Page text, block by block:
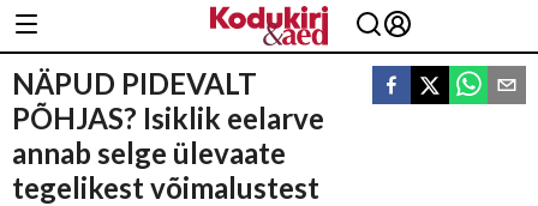
NÄPUD PIDEVALT
PÕHJAS? Isiklik eelarve
annab selge ülevaate
tegelikest võimalustest